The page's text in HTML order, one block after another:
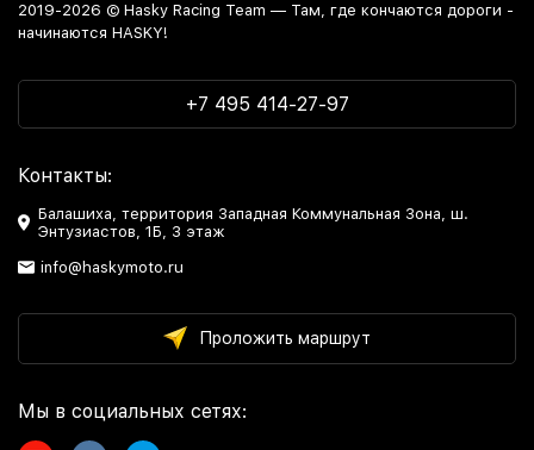
2019-2026 © Hasky Racing Team — Там, где кончаются дороги -
начинаются HASKY!
+7 495 414-27-97
Контакты:
Балашиха, территория Западная Коммунальная Зона, ш.
Энтузиастов, 1Б, 3 этаж
info@haskymoto.ru
Проложить маршрут
Мы в социальных сетях: